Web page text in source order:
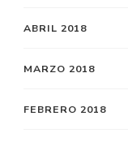
ABRIL 2018
MARZO 2018
FEBRERO 2018